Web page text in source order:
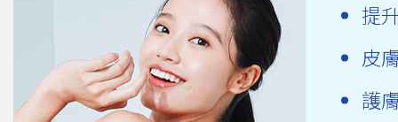
bikini 脫毛
毛囊角質化
腋下美白療程
脫毛學生
提
皮
護